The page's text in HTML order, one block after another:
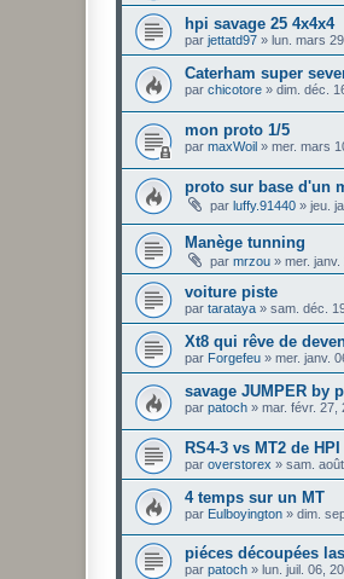
hpi savage 25 4x4x4
par jettatd97 » lun. mars
Caterham super
par chicotore » dim. déc.
mon proto 1/5
par maxWoil » mer. mars
proto sur base d'un
par luffy.91440 » jeu.
Manège tunning
par mrzou » mer.
voiture piste
par tarataya » sam. déc.
Xt8 qui rêve de
par Forgefeu » mer. janv.
savage JUMPER by
par patoch » mar. févr. 27,
RS4-3 vs MT2 de HPI
par overstorex » sam.
4 temps sur un MT
par Eulboyington » dim.
piéces découpées
par patoch » lun. juil. 06,